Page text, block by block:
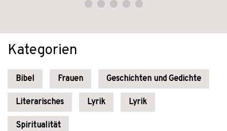
Kategorien
Bibel Frauen Geschichten und Gedichte
Literarisches Lyrik Lyrik
Spiritualität